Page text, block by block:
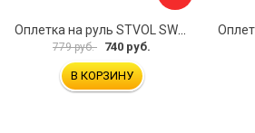
779 руб. 740 руб.
В КОРЗИНУ